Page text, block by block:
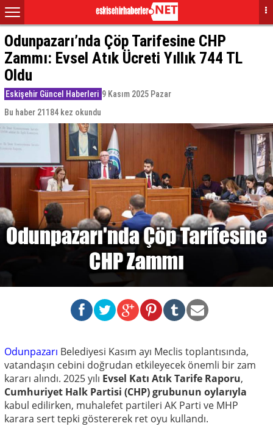
Odunpazarı’nda Çöp Tarifesine CHP
Zammı: Evsel Atık Ücreti Yıllık 744 TL
Oldu
Eskişehir Güncel Haberleri 9 Kasım 2025 Pazar
Bu haber 21184 kez okundu
Odunpazarı Belediyesi Kasım ayı Meclis toplantısında,
vatandaşın cebini doğrudan etkileyecek önemli bir zam
kararı alındı. 2025 yılı Evsel Katı Atık Tarife Raporu,
Cumhuriyet Halk Partisi (CHP) grubunun oylarıyla
kabul edilirken, muhalefet partileri AK Parti ve MHP
karara sert tepki göstererek ret oyu kullandı.